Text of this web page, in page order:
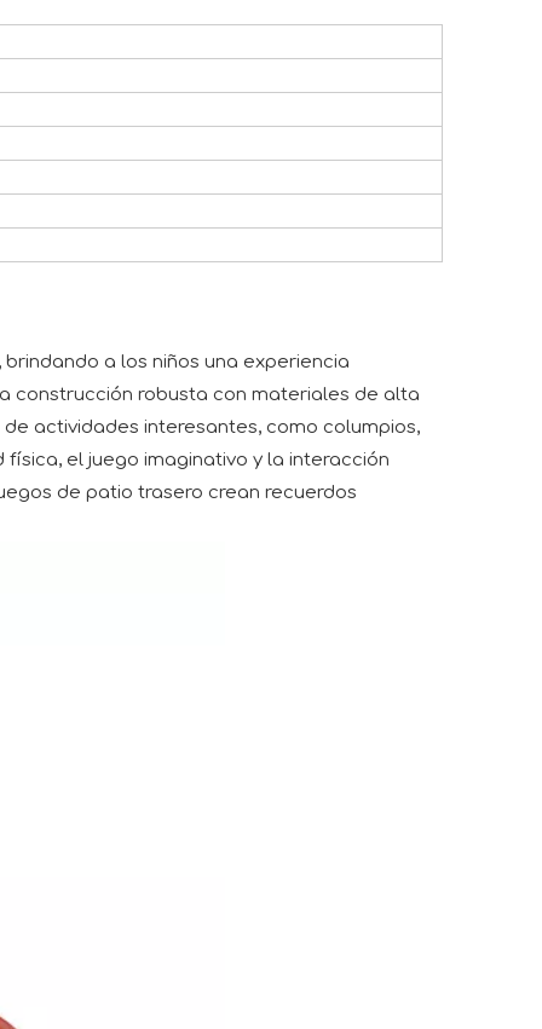
a los niños una experiencia
construcción robusta con materiales de alta
actividades interesantes, como columpios,
el juego imaginativo y la interacción
de patio trasero crean recuerdos